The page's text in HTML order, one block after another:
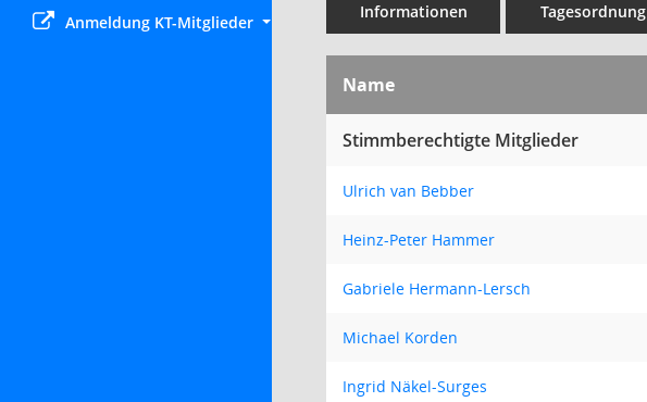
Anmeldung KT-Mitglieder
Informationen Tagesordnung
Name
Stimmberechtigte Mitglieder
Ulrich van Bebber
Heinz-Peter Hammer
Gabriele Hermann-Lersch
Michael Korden
Ingrid Näkel-Surges